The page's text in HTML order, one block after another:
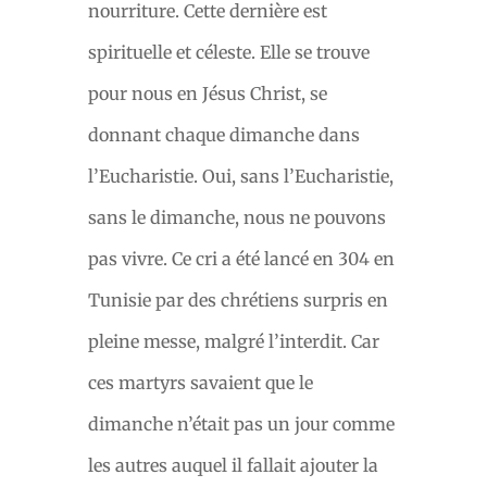
nourriture. Cette dernière est
spirituelle et céleste. Elle se trouve
pour nous en Jésus Christ, se
donnant chaque dimanche dans
l’Eucharistie. Oui, sans l’Eucharistie,
sans le dimanche, nous ne pouvons
pas vivre. Ce cri a été lancé en 304 en
Tunisie par des chrétiens surpris en
pleine messe, malgré l’interdit. Car
ces martyrs savaient que le
dimanche n’était pas un jour comme
les autres auquel il fallait ajouter la